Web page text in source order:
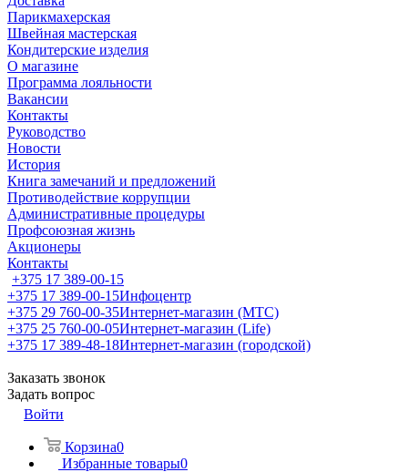
Парикмахерская
Швейная мастерская
Кондитерские изделия
О магазине
Программа лояльности
Вакансии
Контакты
Руководство
Новости
История
Книга замечаний и предложений
Противодействие коррупции
Административные процедуры
Профсоюзная жизнь
Акционеры
Контакты
+375 17 389-00-15
+375 17 389-00-15Инфоцентр
+375 29 760-00-35Интернет-магазин (МТС)
+375 25 760-00-05Интернет-магазин (Life)
+375 17 389-48-18Интернет-магазин (городской)
Заказать звонок
Задать вопрос
Войти
Корзина0
Избранные товары0